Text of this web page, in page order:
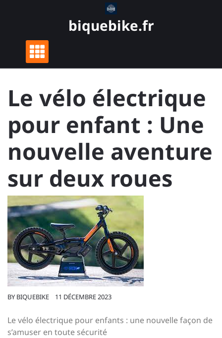
biquebike.fr
Le vélo électrique
pour enfant : Une
nouvelle aventure
sur deux roues
BY BIQUEBIKE 11 DÉCEMBRE 2023
Le vélo électrique pour enfants : une nouvelle façon de
s’amuser en toute sécurité